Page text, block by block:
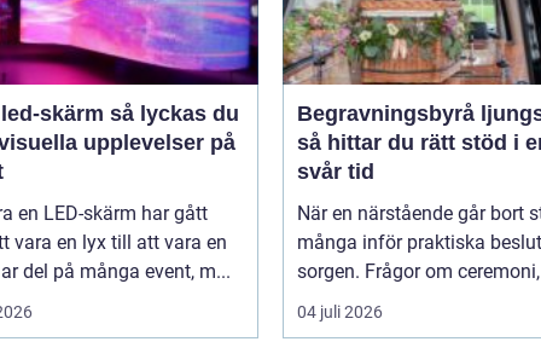
så lyckas du
upplevelser på
en LED-skärm har gått
vara en lyx till att vara en
del på många event, m...
Begravningsbyrå
så hittar du rätt stöd i
svår tid
När en närstående går bort
många inför praktiska
sorgen. Frågor om
04 juli 2026